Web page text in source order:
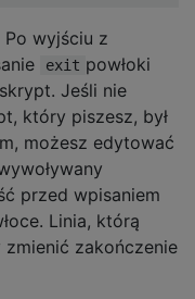
wyjściu z
exit powłoki
Jeśli nie
który piszesz, był
możesz edytować
przed wpisaniem
Linia, którą
zakończenie